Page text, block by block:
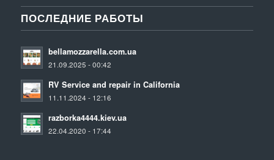
ПОСЛЕДНИЕ РАБОТЫ
bellamozzarella.com.ua
21.09.2025 - 00:42
RV Service and repair in California
11.11.2024 - 12:16
razborka4444.kiev.ua
22.04.2020 - 17:44